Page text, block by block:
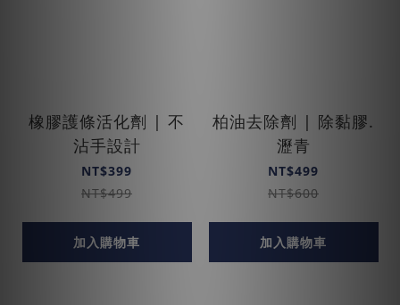
橡膠護條活化劑 | 不
沾手設計
NT$399
NT$499
加入購物車
柏油去除劑 | 除黏膠.
瀝青
NT$499
NT$600
加入購物車